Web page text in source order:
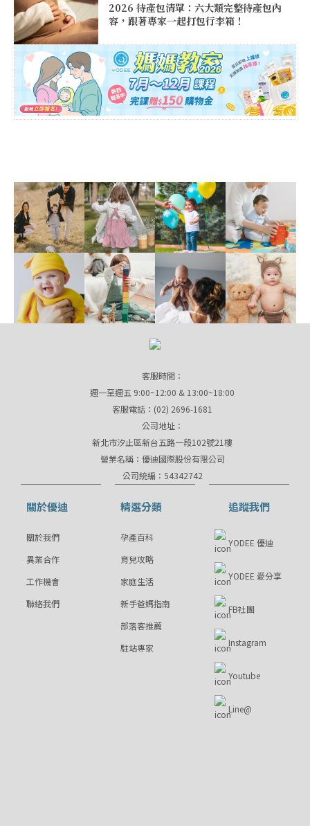
2026 待產包清單：六大類完整待產包內
容，跟著專家一起打包行李箱！
客服時間：
週一至週五 9:00~12:00 & 13:00~18:00
客服電話：(02) 2696-1681
公司地址：
新北市汐止區新台五路一段102號21樓
營業名稱：優迪國際股份有限公司
公司統編：54342742
關於優迪
關於我們
異業合作
工作機會
聯絡我們
精選分類
孕產百科
育兒攻略
家庭生活
新手爸媽指南
部落客推薦
駐站專家
追蹤我們
YODEE 優迪
YODEE 愛分享
FB社團
Instagram
Youtube
Line@